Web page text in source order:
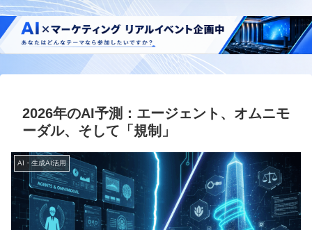
2026年のAI予測：エージェント、オムニモ
ーダル、そして「規制」
AI・生成AI活用